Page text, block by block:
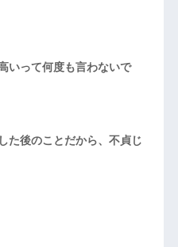
いって何度も言わないで
た後のことだから、不貞じ